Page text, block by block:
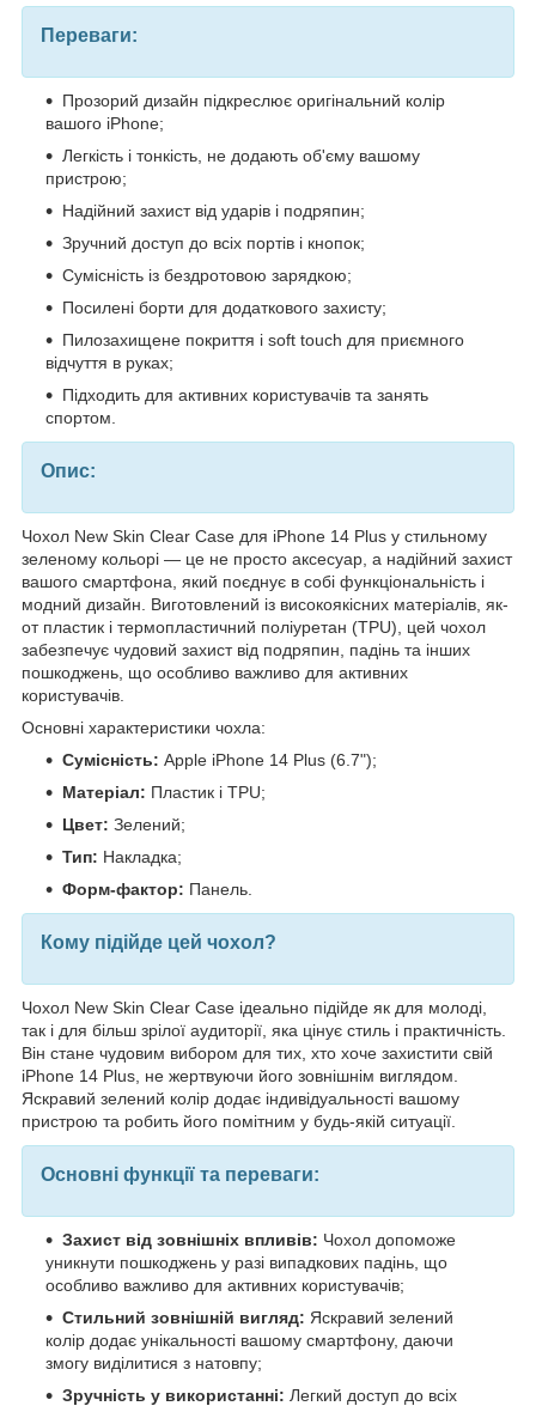
Переваги:
Прозорий дизайн підкреслює оригінальний колір
вашого iPhone;
Легкість і тонкість, не додають об'єму вашому
пристрою;
Надійний захист від ударів і подряпин;
Зручний доступ до всіх портів і кнопок;
Сумісність із бездротовою зарядкою;
Посилені борти для додаткового захисту;
Пилозахищене покриття і soft touch для приємного
відчуття в руках;
Підходить для активних користувачів та занять
спортом.
Опис:
Чохол New Skin Clear Case для iPhone 14 Plus у стильному
зеленому кольорі — це не просто аксесуар, а надійний захист
вашого смартфона, який поєднує в собі функціональність і
модний дизайн. Виготовлений із високоякісних матеріалів, як-
от пластик і термопластичний поліуретан (TPU), цей чохол
забезпечує чудовий захист від подряпин, падінь та інших
пошкоджень, що особливо важливо для активних
користувачів.
Основні характеристики чохла:
Сумісність: Apple iPhone 14 Plus (6.7");
Матеріал: Пластик і TPU;
Цвет: Зелений;
Тип: Накладка;
Форм-фактор: Панель.
Кому підійде цей чохол?
Чохол New Skin Clear Case ідеально підійде як для молоді,
так і для більш зрілої аудиторії, яка цінує стиль і практичність.
Він стане чудовим вибором для тих, хто хоче захистити свій
iPhone 14 Plus, не жертвуючи його зовнішнім виглядом.
Яскравий зелений колір додає індивідуальності вашому
пристрою та робить його помітним у будь-якій ситуації.
Основні функції та переваги:
Захист від зовнішніх впливів: Чохол допоможе
уникнути пошкоджень у разі випадкових падінь, що
особливо важливо для активних користувачів;
Стильний зовнішній вигляд: Яскравий зелений
колір додає унікальності вашому смартфону, даючи
змогу виділитися з натовпу;
Зручність у використанні: Легкий доступ до всіх